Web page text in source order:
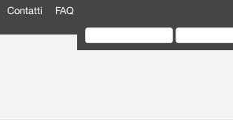
Contatti FAQ